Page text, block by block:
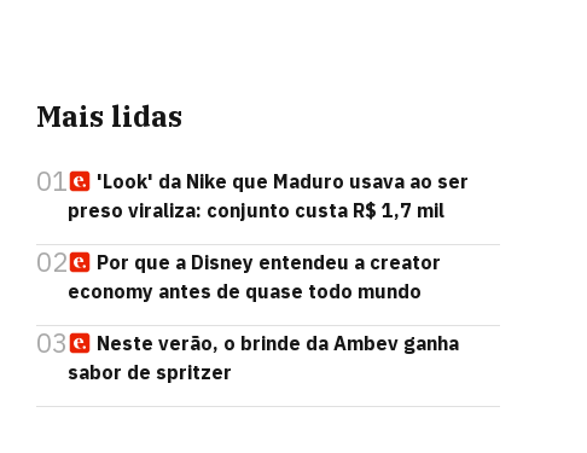
Mais lidas
01
'Look' da Nike que Maduro usava ao ser
preso viraliza: conjunto custa R$ 1,7 mil
02
Por que a Disney entendeu a creator
economy antes de quase todo mundo
03
Neste verão, o brinde da Ambev ganha
sabor de spritzer